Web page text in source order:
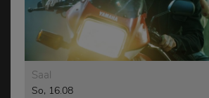
Saal
So, 16.08